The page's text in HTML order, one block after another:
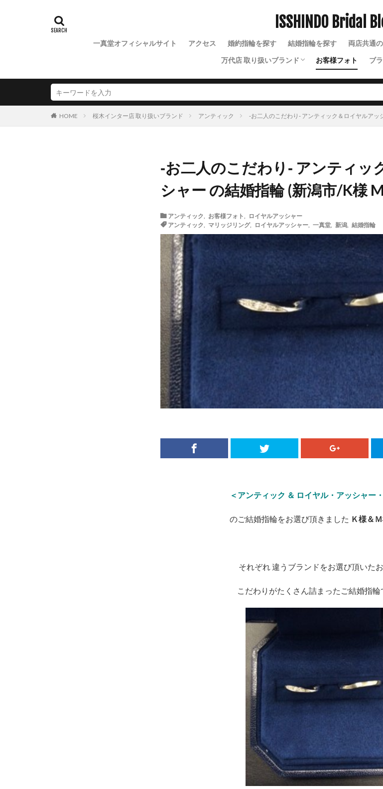
ISSHINDO Bridal
一真堂オフィシャルサイト アクセス 婚約指輪を探す 結婚指輪を探す 両店共通
NIWAKA
ルシエ
万代店 取り扱いブランド
ソラ
ラザールダイヤモンド
ディズニー
ソウ
イモータル
ジュレット
ストーリーズ
トゥトゥ
お客様フォト ブ
検索
HOME 桜木インター店 取り扱いブランド アンティック ‐お二人のこだわり‐ アンティック＆ロイヤルア
‐お二人のこだわり‐ アンティッ
シャー の結婚指輪 (新潟市/K様
アンティック お客様フォト
ロイヤルアッシャー
アンティック
マリッジリング, ロイヤルアッシャー, 一真堂, 新潟, 結婚指輪
＜アンティック ＆ ロイヤル・アッシャー
のご結婚指輪をお選び頂きました Ｋ様＆
それぞれ 違うブランドをお選び頂いたお
こだわりがたくさん詰まったご結婚指輪